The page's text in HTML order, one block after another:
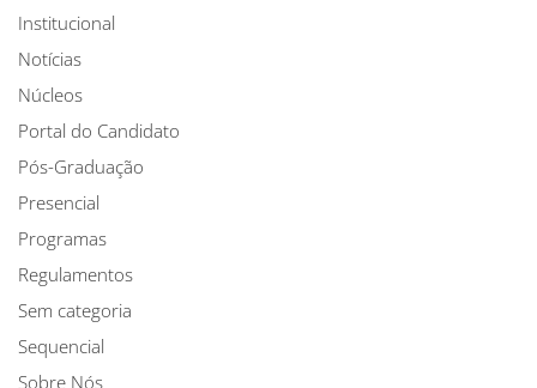
Institucional
Notícias
Núcleos
Portal do Candidato
Pós-Graduação
Presencial
Programas
Regulamentos
Sem categoria
Sequencial
Sobre Nós